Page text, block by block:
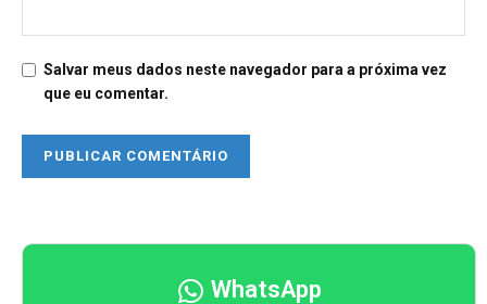
Salvar meus dados neste navegador para a próxima vez
que eu comentar.
WhatsApp